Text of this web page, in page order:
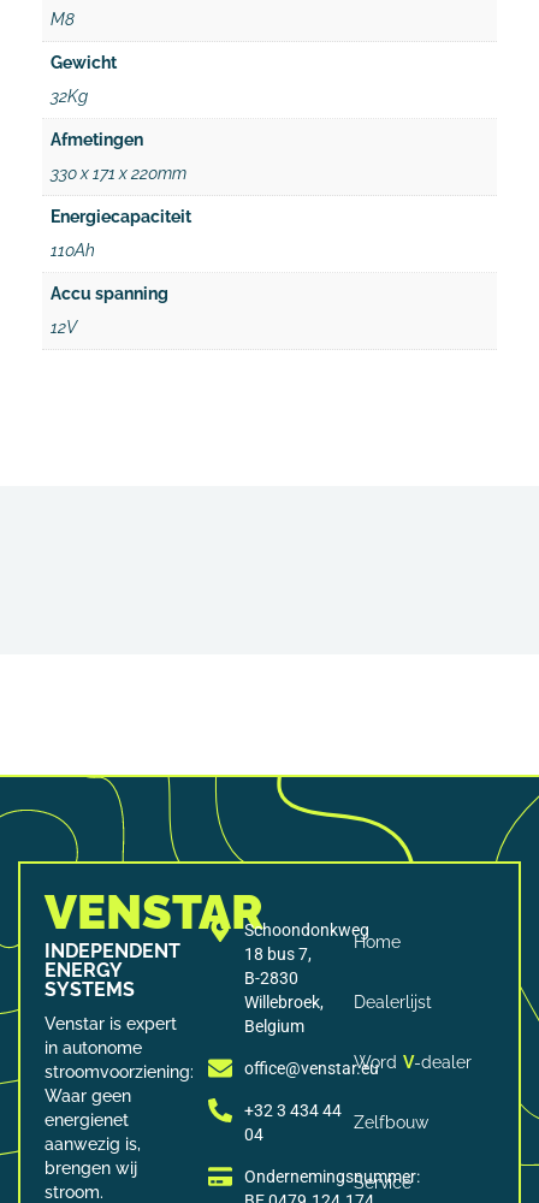
M8
Gewicht
32Kg
Afmetingen
330 x 171 x 220mm
Energiecapaciteit
110Ah
Accu spanning
12V
VENSTAR
INDEPENDENT
ENERGY
SYSTEMS
Venstar is expert
in autonome
stroomvoorziening:
Waar geen
energienet
aanwezig is,
brengen wij
stroom.
Schoondonkweg
18 bus 7,
B-2830
Willebroek,
Belgium
office@venstar.eu
+32 3 434 44
04
Ondernemingsnummer:
Home
Dealerlijst
Word V-dealer
Zelfbouw
Service